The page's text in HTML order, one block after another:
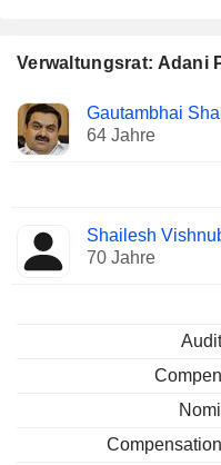
Verwaltungsrat: Adani
Verwaltungsratsmitglied
Gautambhai
64 Jahre
Shailesh
70 Jahre